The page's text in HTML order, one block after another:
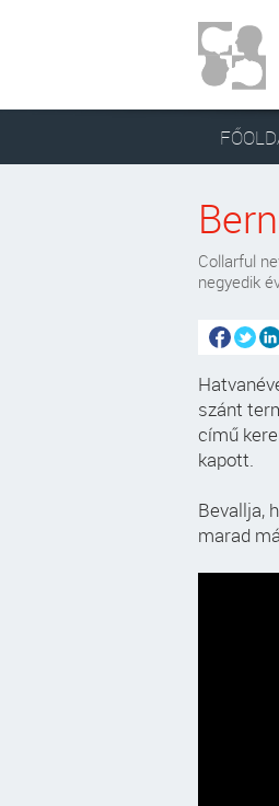
Collarful
negyedik
szánt
című
kapott.
Bevallja,
marad